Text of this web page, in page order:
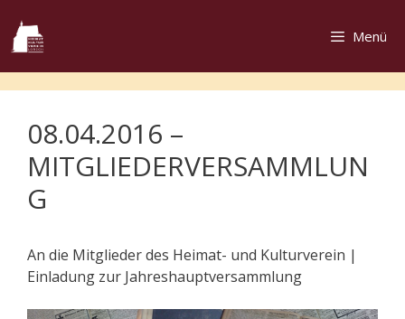
Inhalt
springen
Menü
08.04.2016 –
MITGLIEDERVERSAMMLUN
G
An die Mitglieder des Heimat- und Kulturverein |
Einladung zur Jahreshauptversammlung